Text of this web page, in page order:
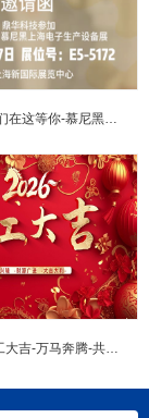
大年初九开工大吉-万马奔腾-共赴新程